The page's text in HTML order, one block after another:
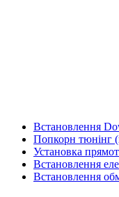
Встановлення
Попкорн тюнінг
Установка
Встановлення
Встановлення